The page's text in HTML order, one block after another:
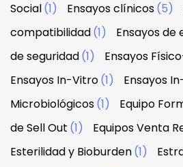
Social(1) Ensayos clínicos(5)
compatibilidad(1) Ensayos de
de seguridad(1) Ensayos
Ensayos In-Vitro(1) Ensayos
Microbiológicos(1) Equipo
de Sell Out (1) Equipos Venta
Esterilidad y Bioburden(1)